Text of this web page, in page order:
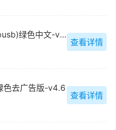
U盘低格工具(Rmprepusb)绿色中文-v2.1.744
查看详情
色去广告版-v4.6
查看详情